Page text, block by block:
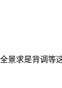
景求是背调等